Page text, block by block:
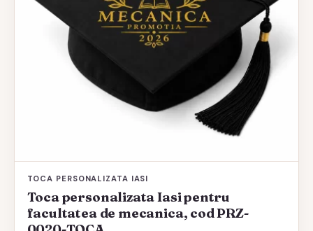
TOCA PERSONALIZATA IASI
Toca personalizata Iasi pentru
facultatea de mecanica, cod PRZ-